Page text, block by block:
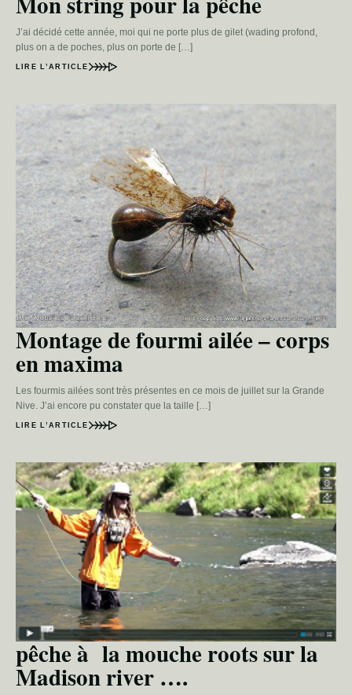
J’ai décidé cette année, moi qui ne porte plus de gilet (wading profond,
plus on a de poches, plus on porte de […]
LIRE L’ARTICLE
Montage de fourmi ailée – corps
en maxima
Les fourmis ailées sont très présentes en ce mois de juillet sur la Grande
Nive. J’ai encore pu constater que la taille […]
LIRE L’ARTICLE
pêche à la mouche roots sur la
Madison river ….